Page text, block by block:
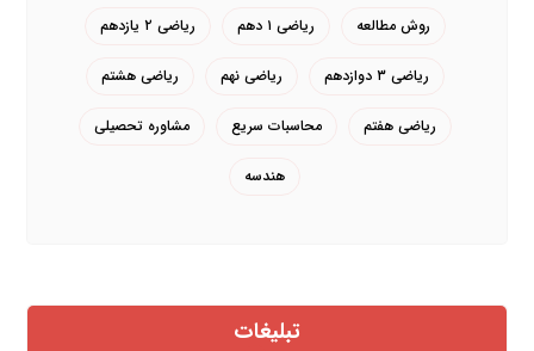
روش مطالعه ریاضی ۱ دهم ریاضی ۲ یازدهم
ریاضی ۳ دوازدهم ریاضی نهم ریاضی هشتم
ریاضی هفتم محاسبات سریع مشاوره تحصیلی
هندسه
تبلیغات